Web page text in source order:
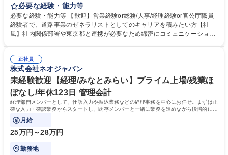
等のフロント部門の部署等幅広い部署での業務をお任せいたします。研修
制度やキャリア支援が充実しております！ ※下記業務詳細 【業務詳細】■
管理部門：広報、人事、経理など当公社の運営に係る管理業務 ■収益部
門：駐車場の新規開拓、管理運営、新宿駅西口広場の「イベントコーナ
道路施設や道路工事現場の見学ツアー事業 ※入社後は上記いずれかの部門
へ配属。※業務内容変更の範囲：会社の定める業務 募集職種 【都庁グル
ープ】総合職（事務）◇残業月平均9時間未満／有給年平均16日取得
必要な経験・能力等
必要な経験・能力等 【歓迎】営業経験or総務/人事/経理経験or官公庁職員
経験者で、道路事業のゼネラリストとしてのキャリアを積みたい方【社
風】社内関係部署や東京都と連携が必要なため綿密にコミュニケーション
部門など多岐に渡る業務を経験できます。 ■様々なプロジェクト：駐車場
事業の他、新宿駅西口広場内に設置された照明を兼ねた広告「ブライトサ
イン」の管理運営を行うなど、事業収益を生み出す活動を積極的に行って
います。 学歴・資格 学歴：大学院 大学 高専 短大 専修学校 高校 語学力：
資格：
正社員
株式会社ネオジャパン
未経験歓迎【経理/みなとみらい】プライム上場/残業ほ
ぼなし/年休123日 管理会計
経理部門メンバーとして、仕訳入力や振込業務などの経理事務を中心にお任せ。まずは正
確な入力・確認業務からスタートし、既存メンバーと一緒に業務を進めながら段階的に経
理知識を身につけていただきます。
月給
25万円～28万円
勤務地